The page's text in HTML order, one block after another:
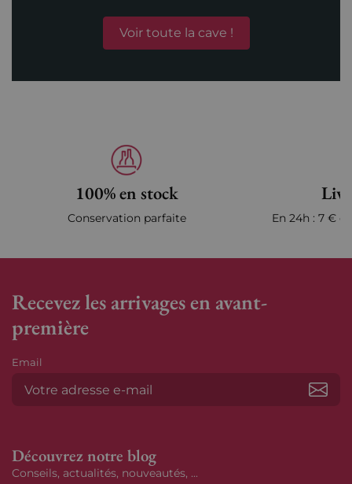
Voir toute la cave !
100% en stock
Conservation parfaite En 24h : 7 €
Recevez les arrivages en avant-
première
Email
Découvrez notre blog
Conseils, actualités, nouveautés, ...